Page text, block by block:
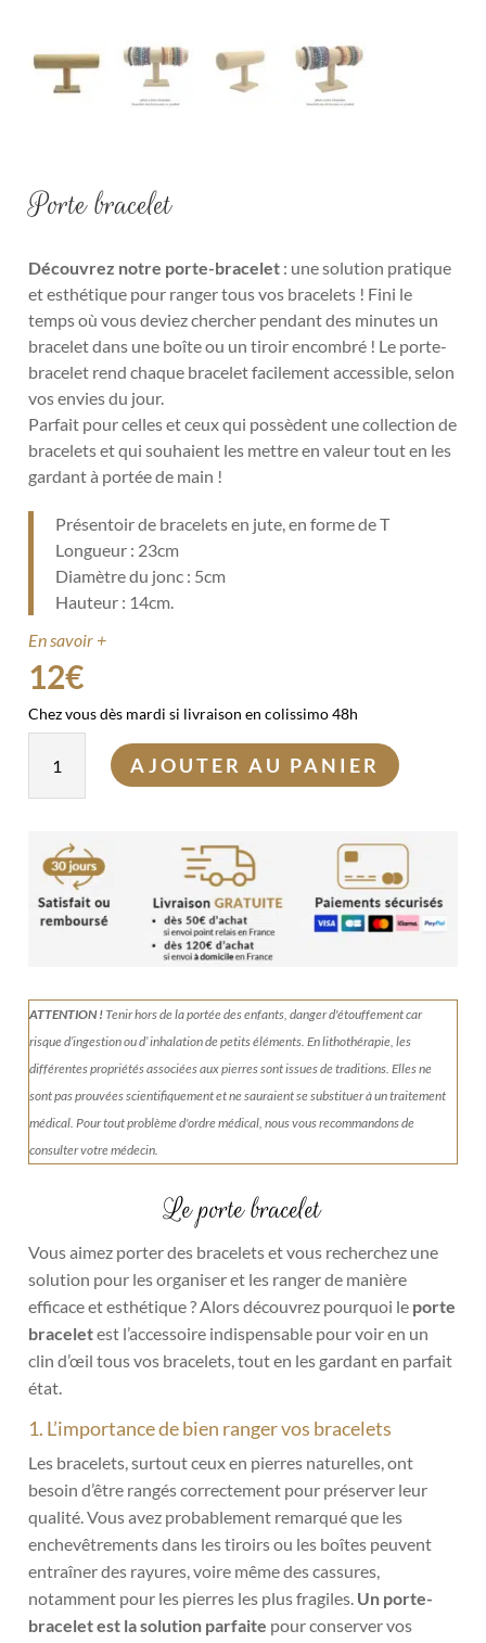
Porte bracelet
Découvrez notre porte-bracelet : une solution pratique
et esthétique pour ranger tous vos bracelets ! Fini le
temps où vous deviez chercher pendant des minutes un
bracelet dans une boîte ou un tiroir encombré ! Le porte-
bracelet rend chaque bracelet facilement accessible, selon
vos envies du jour.
Parfait pour celles et ceux qui possèdent une collection de
bracelets et qui souhaient les mettre en valeur tout en les
gardant à portée de main !
Présentoir de bracelets en jute, en forme de T
Longueur : 23cm
Diamètre du jonc : 5cm
Hauteur : 14cm.
En savoir +
12€
Chez vous dès mardi si livraison en colissimo 48h
Porte
AJOUTER AU PANIER
ATTENTION !Tenirhors de la portée des enfants, danger d'étouffement car
risque d’ingestion ou d’ inhalation de petits éléments.En lithothérapie, les
différentes propriétés associées aux pierres sont issues de traditions. Elles ne
sont pas prouvées scientifiquement et ne sauraient se substituer à un traitement
médical. Pour tout problème d'ordre médical, nous vous recommandons de
consulter votre médecin.
Le porte bracelet
Vous aimez porter des bracelets et vous recherchez une
solution pour les organiser et les ranger de manière
efficace et esthétique ? Alors découvrez pourquoi le porte
braceletest l’accessoire indispensable pour voir en un
clin d’œil tous vos bracelets, tout en les gardant en parfait
état.
1. L’importance de bien ranger vos bracelets
Les bracelets, surtout ceux en pierres naturelles, ont
besoin d’être rangés correctement pour préserver leur
qualité. Vous avez probablement remarqué que les
enchevêtrements dans les tiroirs ou les boîtes peuvent
entraîner des rayures, voire même des cassures,
notamment pour les pierres les plus fragiles. Un porte-
bracelet est la solution parfaite pour conserver vos